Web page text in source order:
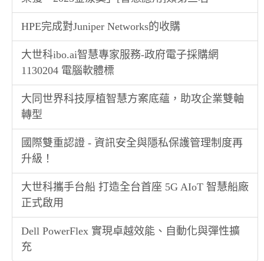
HPE完成對Juniper Networks的收購
大世科ibo.ai智慧專家服務-政府電子採購網
1130204 電腦軟體標
大同世界科技厚植智慧方案底蘊，助攻企業雙軸
轉型
國際雙重認證 - 資訊安全與隱私保護管理制度再
升級！
大世科攜手台船 打造全台首座 5G AIoT 智慧船廠
正式啟用
Dell PowerFlex 實現卓越效能、自動化與彈性擴
充